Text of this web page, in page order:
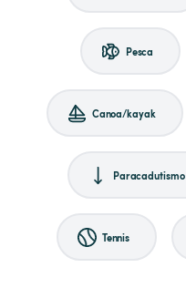
Pesca
Canoa/kayak
Paracadutismo
Tennis